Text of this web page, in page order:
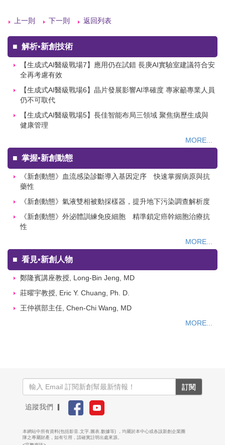
上一則 下一則 返回列表
■ 解析▪新創技術
【生成式AI醫級戰場7】應用仍在試錯 長庚AI實驗室建議符合安
全再考慮有效
【生成式AI醫級戰場6】晶片發展影響AI準確度 專家籲專業人員
仍不可取代
【生成式AI醫級戰場5】長佳智能布局三領域 聚焦病歷生成與
健康管理
MORE...
■ 掌握▪新創動態
《新創動態》血流感染診斷導入基因定序 快速掌握病原與抗
藥性
《新創動態》氣液雙相被動採樣器，提升地下污染調查解析度
《新創動態》外泌體訓練免疫細胞 精準鎖定癌幹細胞治療抗
性
MORE...
■ 看見▪新創人物
鄭隆賓講座教授, Long-Bin Jeng, MD
莊曜宇教授, Eric Y. Chuang, Ph. D.
王仲祺部主任, Chen-Chi Wang, MD
MORE...
訂閱
追蹤我們 ▎
本網站中所有資料(包括影音.文字.圖表.數據等) ，均屬於本中心或各該新創企業團
隊之專屬財產，如有引用，請確實註明出處來源。